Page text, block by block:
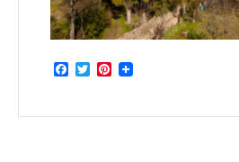
Facebook
TwitterPinterest